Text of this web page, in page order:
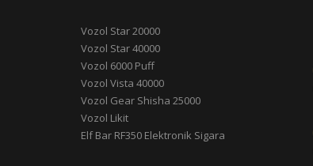
Vozol Star 20000
Vozol Star 40000
Vozol 6000 Puff
Vozol Vista 40000
Vozol Gear Shisha 25000
Vozol Likit
Elf Bar RF350 Elektronik Sigara